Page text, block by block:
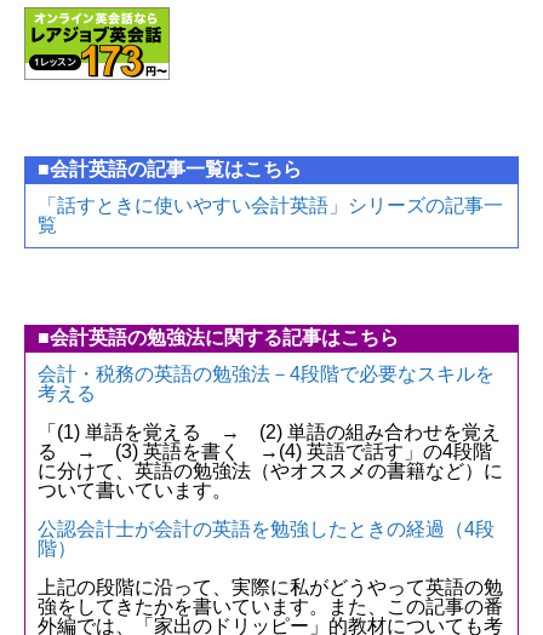
■会計英語の記事一覧はこちら
「話すときに使いやすい会計英語」シリーズの記事一
覧
■会計英語の勉強法に関する記事はこちら
会計・税務の英語の勉強法－4段階で必要なスキルを
考える
「(1) 単語を覚える → (2) 単語の組み合わせを覚え
る → (3) 英語を書く →(4) 英語で話す」の4段階
に分けて、英語の勉強法（やオススメの書籍など）に
ついて書いています。
公認会計士が会計の英語を勉強したときの経過（4段
階）
上記の段階に沿って、実際に私がどうやって英語の勉
強をしてきたかを書いています。また、この記事の番
外編では、「家出のドリッピー」的教材についても考